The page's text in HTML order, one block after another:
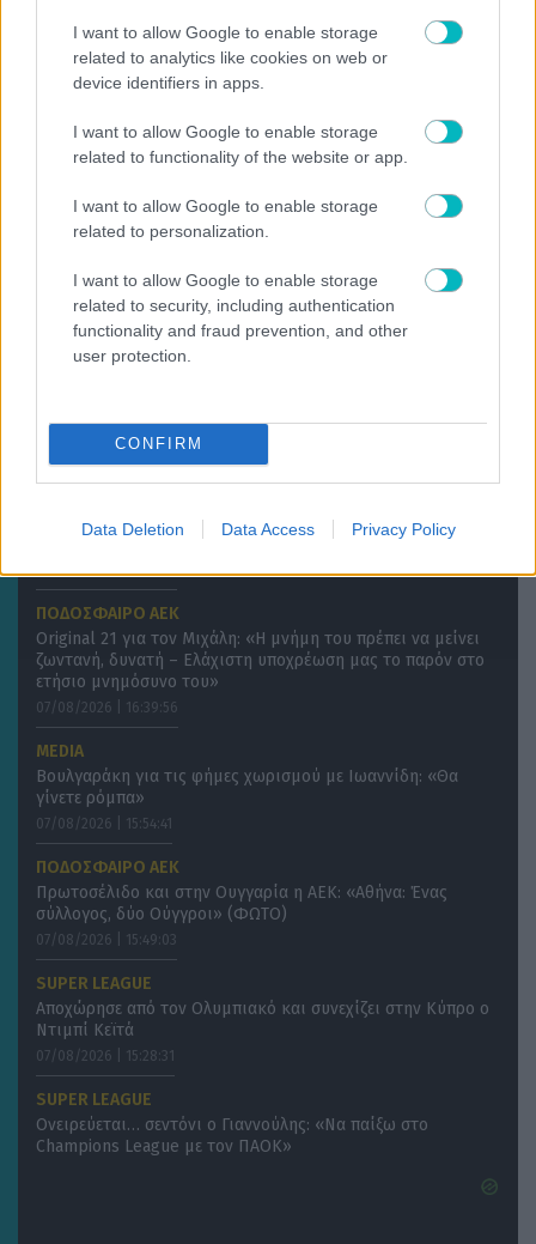
I want to allow Google to enable storage
related to analytics like cookies on web or
device identifiers in apps.
I want to allow Google to enable storage
related to functionality of the website or app.
I want to allow Google to enable storage
related to personalization.
I want to allow Google to enable storage
related to security, including authentication
functionality and fraud prevention, and other
user protection.
CONFIRM
Data Deletion Data Access Privacy Policy
SUPER LEAGUE
«Η Γαλατασαράι κατέθεσε πρόταση στον ΠΑΟΚ για
07/08/2026 | 17:16:17
Άλλη είναι τελικά η προτεραιότητα
07/08/2026 | 16:40:32
ΠΟΔΟΣΦΑΙΡΟ ΑΕΚ
Original 21 για τον Μιχάλη: «Η μνήμη του πρέπει να μείνει
ζωντανή, δυνατή – Ελάχιστη υποχρέωση μας το παρόν στο
ετήσιο μνημόσυνο του»
07/08/2026 | 16:39:56
MEDIA
Βουλγαράκη για τις φήμες χωρισμού με Ιωαννίδη: «Θα
γίνετε ρόμπα»
07/08/2026 | 15:54:41
ΠΟΔΟΣΦΑΙΡΟ ΑΕΚ
Πρωτοσέλιδο και στην Ουγγαρία η ΑΕΚ: «Αθήνα: Ένας
σύλλογος, δύο Ούγγροι» (ΦΩΤΟ)
07/08/2026 | 15:49:03
SUPER LEAGUE
Αποχώρησε από τον Ολυμπιακό και συνεχίζει στην Κύπρο ο
Ντιμπί Κεϊτά
07/08/2026 | 15:28:31
SUPER LEAGUE
Ονειρεύεται… σεντόνι ο Γιαννούλης: «Να παίξω στο
Champions League με τον ΠΑΟΚ»